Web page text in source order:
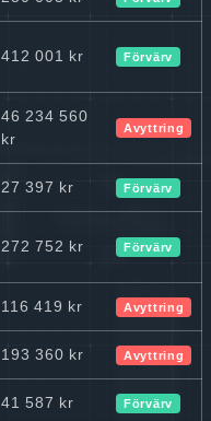
412 001 kr Förvärv
46 234 560
kr
Avyttring
27 397 kr Förvärv
272 752 kr Förvärv
116 419 kr Avyttring
193 360 kr Avyttring
41 587 kr Förvärv